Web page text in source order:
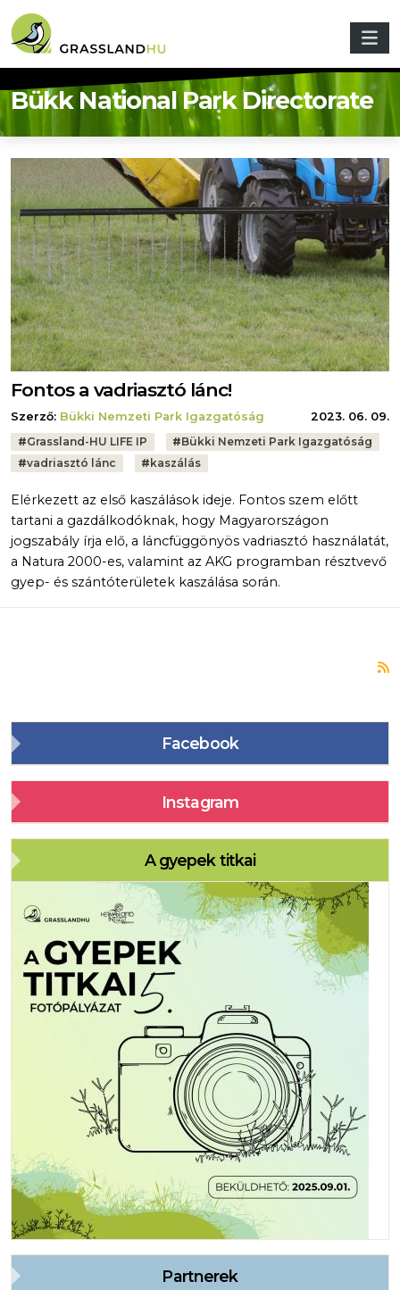
Bükk National Park Directorate
Fontos a vadriasztó lánc!
Szerző: Bükki Nemzeti Park Igazgatóság
2023. 06. 09.
Tags:
#Grassland-HU LIFE IP #Bükki Nemzeti Park Igazgatóság
#vadriasztó lánc # kaszálás
Elérkezett az első kaszálások ideje. Fontos szem előtt
tartani a gazdálkodóknak, hogy Magyarországon
jogszabály írja elő, a láncfüggönyös vadriasztó használatát,
a Natura 2000-es, valamint az AKG programban résztvevő
gyep- és szántóterületek kaszálása során.
Facebook
Instagram
A gyepek titkai
Partnerek